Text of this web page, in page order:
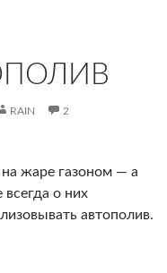
RAIN
2
жаре газоном — а
всегда о них
автополив.